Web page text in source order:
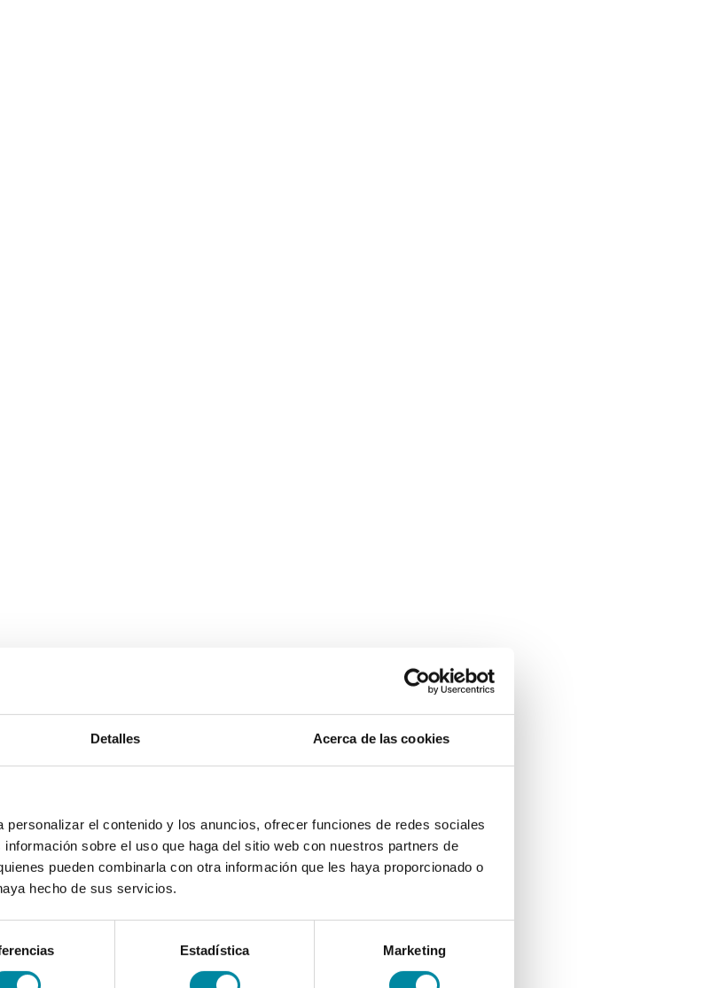
Detalles Acerca de las cookies
el contenido y los anuncios, ofrecer funciones de redes sociales
sobre el uso que haga del sitio web con nuestros partners de
pueden combinarla con otra información que les haya proporcionado o
hecho de sus servicios.
Estadística Marketing